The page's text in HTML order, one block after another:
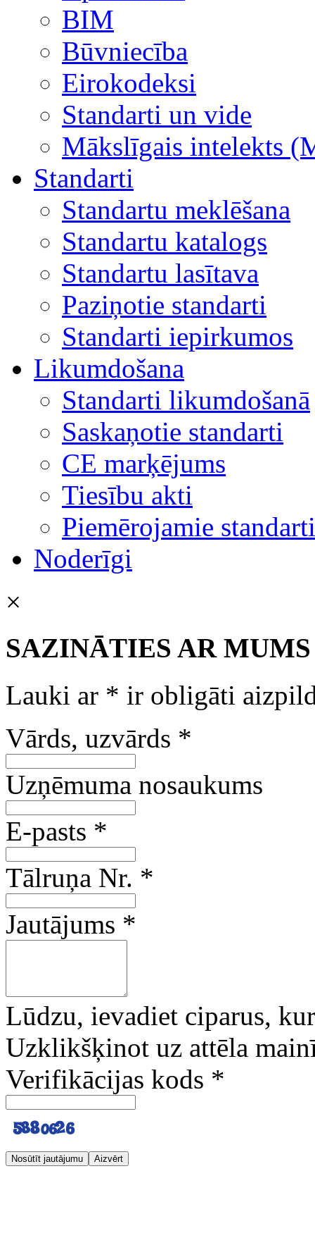
BIM
Būvniecība
Eirokodeksi
Standarti un vide
Mākslīgais intelekts
Standarti
Standartu meklēšana
Standartu katalogs
Standartu lasītava
Paziņotie standarti
Standarti iepirkumos
Likumdošana
Standarti likumdošanā
Saskaņotie standarti
CE marķējums
Tiesību akti
Piemērojamie standarti
Noderīgi
×
SAZINĀTIES AR MUMS
Lauki ar * ir obligāti
Vārds, uzvārds *
Uzņēmuma nosaukums
E-pasts *
Tālruņa Nr. *
Jautājums *
Lūdzu, ievadiet ciparus,
Uzklikšķinot uz attēla
Verifikācijas kods *
Nosūtīt jautājumu Aizvērt